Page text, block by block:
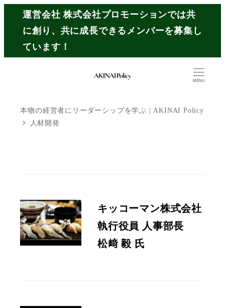
コ
運営会社 株式会社プロモーションでは共
に創り、共に成長できるメンバーを募集し
ています！
MENU
本物の経営者にリーダーシップを学ぶ | AKINAI Policy
人材開発
キッコーマン株式会社
執行役員 人事部長
松﨑 毅 氏